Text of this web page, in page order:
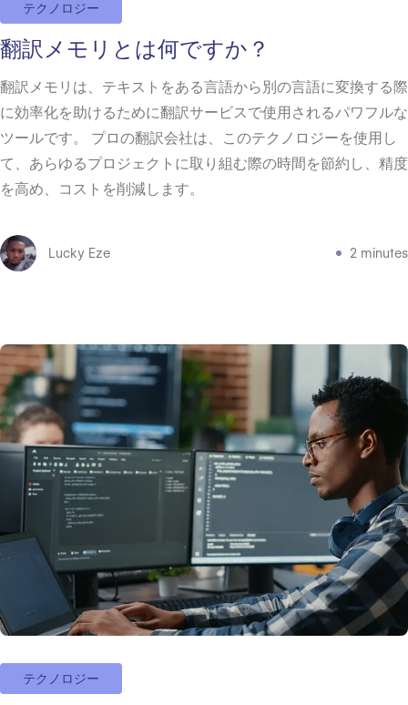
テクノロジー
翻訳メモリとは何ですか？
翻訳メモリは、テキストをある言語から別の言語に変換する際
に効率化を助けるために翻訳サービスで使用されるパワフルな
ツールです。 プロの翻訳会社は、このテクノロジーを使用し
て、あらゆるプロジェクトに取り組む際の時間を節約し、精度
を高め、コストを削減します。
Lucky Eze 2 minutes
テクノロジー